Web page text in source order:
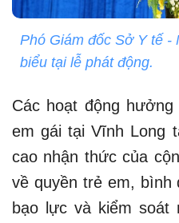
Phó Giám đốc Sở Y tế -
biểu tại lễ phát động.
Các hoạt động
em gái tại Vĩnh Long
cao nhận thức của
về quyền trẻ em, bình
bạo lực và kiểm soát